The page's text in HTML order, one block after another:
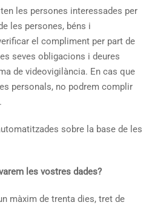
les persones interessades per
les persones, béns i
el compliment per part de
seves obligacions i deures
de videovigilància. En cas que
personals, no podrem complir
sobre la base de les
les vostres dades?
màxim de trenta dies, tret de